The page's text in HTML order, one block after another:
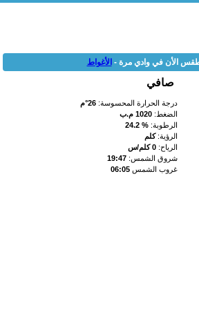
الأن في وادي مرة - الأغواط
صافي
درجة الحرارة المحسوسة:26°م
الضغط:1020 م.ب
الرطوبة: % 24.2
الرؤية:كلم
الرياح:0 كلم/س
شروق الشمس:19:47
غروب الشمس06:05